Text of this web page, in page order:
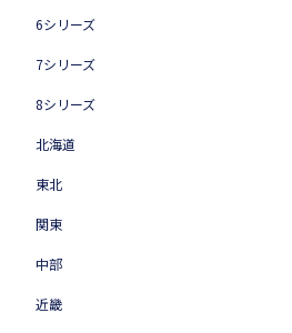
6シリーズ
7シリーズ
8シリーズ
北海道
東北
関東
中部
近畿